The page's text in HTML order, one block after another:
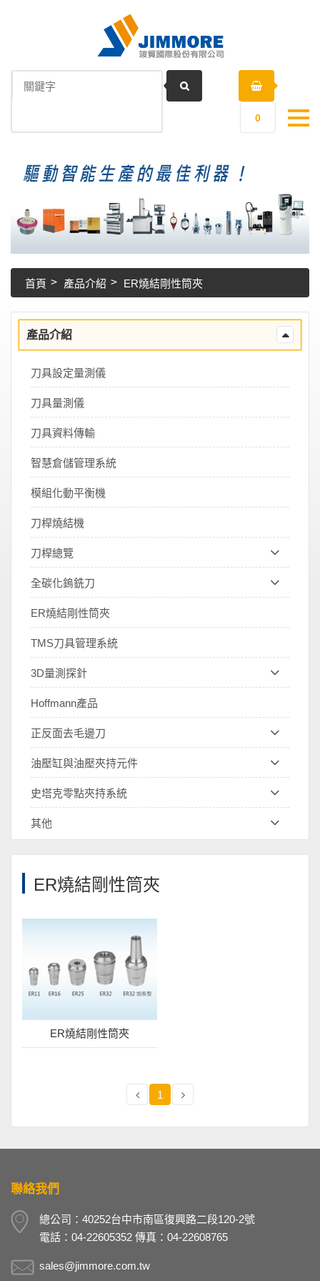
0
首頁 產品介紹 ER燒結剛性筒夾
產品介紹
刀具設定量測儀
刀具量測儀
刀具資料傳輸
智慧倉儲管理系統
模組化動平衡機
刀桿燒結機
刀桿總覽
全碳化鎢銑刀
ER燒結剛性筒夾
TMS刀具管理系統
3D量測探針
Hoffmann產品
正反面去毛邊刀
油壓缸與油壓夾持元件
史塔克零點夾持系統
其他
ER燒結剛性筒夾
ER燒結剛性筒夾
1
聯絡我們
總公司：40252台中市南區復興路二段120-2號
電話：04-22605352 傳真：04-22608765
sales@jimmore.com.tw